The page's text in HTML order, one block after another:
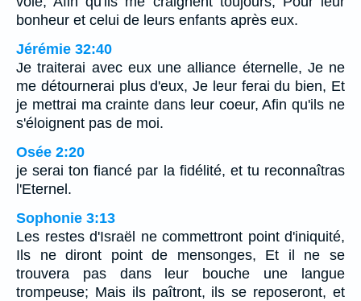
bonheur et celui de leurs enfants après eux.
Jérémie 32:40
Je traiterai avec eux une alliance éternelle, Je ne
me détournerai plus d'eux, Je leur ferai du bien, Et
je mettrai ma crainte dans leur coeur, Afin qu'ils ne
s'éloignent pas de moi.
Osée 2:20
je serai ton fiancé par la fidélité, et tu reconnaîtras
l'Eternel.
Sophonie 3:13
Les restes d'Israël ne commettront point d'iniquité,
Ils ne diront point de mensonges, Et il ne se
trouvera pas dans leur bouche une langue
trompeuse; Mais ils paîtront, ils se reposeront, et